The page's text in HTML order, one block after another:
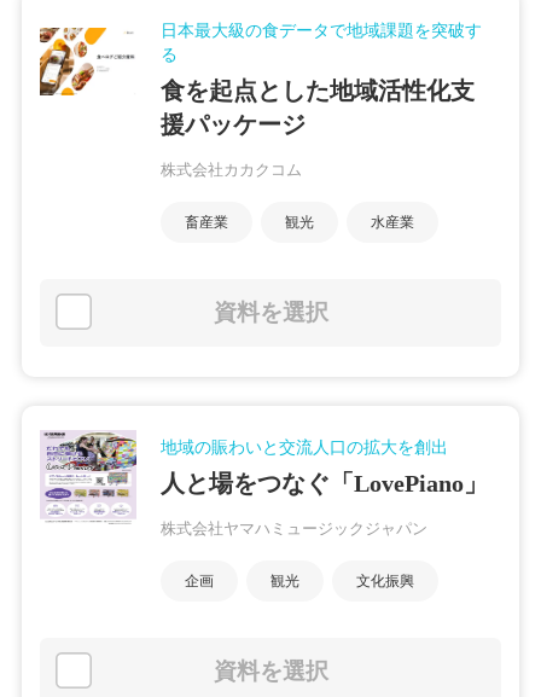
日本最大級の食データで地域課題を突破す
る
食を起点とした地域活性化支
援パッケージ
株式会社カカクコム
畜産業 観光 水産業
資料を選択
地域の賑わいと交流人口の拡大を創出
人と場をつなぐ「LovePiano」
株式会社ヤマハミュージックジャパン
企画 観光 文化振興
資料を選択